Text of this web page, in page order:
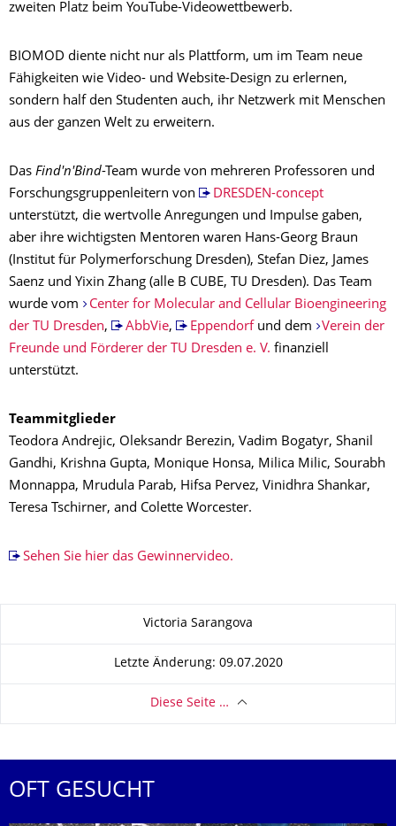
zweiten Platz beim YouTube-Videowettbewerb.
BIOMOD diente nicht nur als Plattform, um im Team neue
Fähigkeiten wie Video- und Website-Design zu erlernen,
sondern half den Studenten auch, ihr Netzwerk mit Menschen
aus der ganzen Welt zu erweitern.
Das Find'n'Bind-Team wurde von mehreren Professoren und
Forschungsgruppenleitern von
DRESDEN-concept
unterstützt, die wertvolle Anregungen und Impulse gaben,
aber ihre wichtigsten Mentoren waren Hans-Georg Braun
(Institut für Polymerforschung Dresden), Stefan Diez, James
Saenz und Yixin Zhang (alle B CUBE, TU Dresden). Das Team
wurde vom
Center for Molecular and Cellular Bioengineering
der TU Dresden, AbbVie, Eppendorf und dem
Verein der
Freunde und Förderer der TU Dresden e. V. finanziell
unterstützt.
Teammitglieder
Teodora Andrejic, Oleksandr Berezin, Vadim Bogatyr, Shanil
Gandhi, Krishna Gupta, Monique Honsa, Milica Milic, Sourabh
Monnappa, Mrudula Parab, Hifsa Pervez, Vinidhra Shankar,
Teresa Tschirner, and Colette Worcester.
Sehen Sie hier das Gewinnervideo.
Victoria Sarangova
Letzte Änderung: 09.07.2020
Diese Seite …
OFT GESUCHT